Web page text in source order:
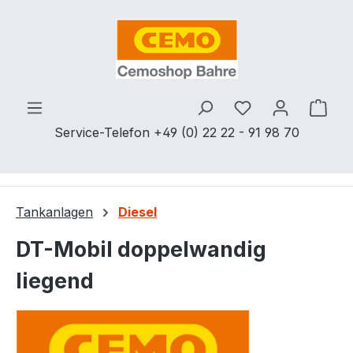
Zum Hauptinhalt springen
Service-Telefon +49 (0) 22 22 - 91 98 70
Du hast 0
Tankanlagen Diesel
DT-Mobil doppelwandig
liegend